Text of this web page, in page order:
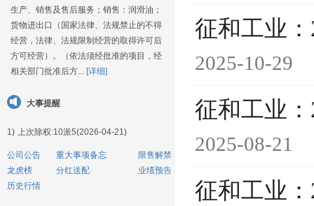
生产、销售及售后服务；销售：润滑油；
货物进出口（国家法律、法规禁止的不得
经营，法律、法规限制经营的取得许可后
方可经营）。（依法须经批准的项目，经
相关部门批准后方... [详细]
大事提醒
1) 上次除权:10派5(2026-04-21)
公司公告 重大事项备忘
限售解禁
龙虎榜
分红送配
业绩预告
历史行情
征和工业
2025-10-29
征和工业
2025-08-21
征和工业